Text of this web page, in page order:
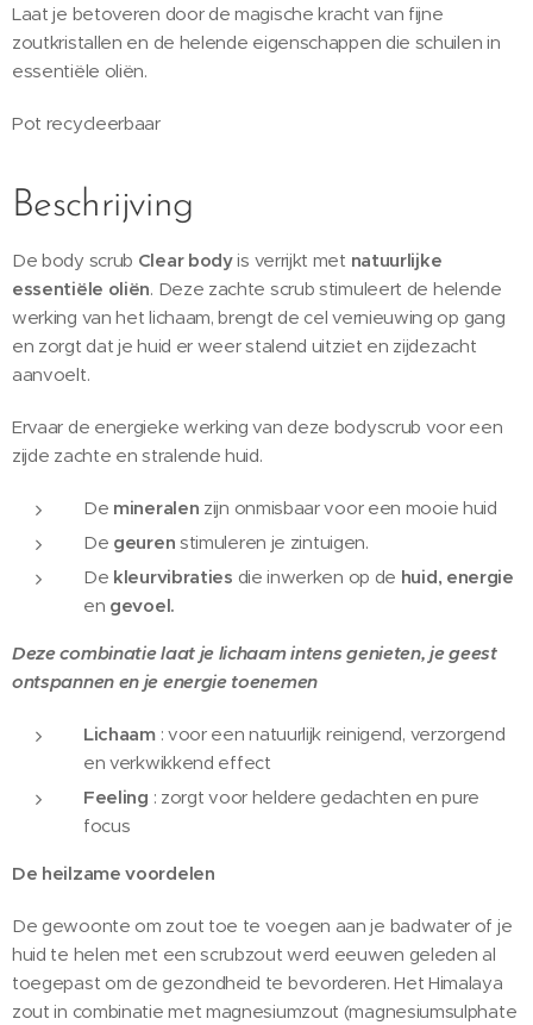
Laat je betoveren door de magische kracht van fijne
zoutkristallen en de helende eigenschappen die schuilen in
essentiële oliën.
Pot recycleerbaar
Beschrijving
De body scrub Clear bodyis verrijkt met natuurlijke
essentiële oliën. Deze zachte scrub stimuleert de helende
werking van het lichaam, brengt de cel vernieuwing op gang
en zorgt dat je huid er weer stalend uitziet en zijdezacht
aanvoelt.
Ervaar de energieke werking van deze bodyscrub voor een
zijde zachte en stralende huid.
De mineralen zijn onmisbaar voor een mooie huid
De geuren stimuleren je zintuigen.
De kleurvibraties die inwerken op de huid, energie
en gevoel.
Deze combinatie laat je lichaam intens genieten, je geest
ontspannen en je energie toenemen
Lichaam: voor een natuurlijk reinigend, verzorgend
en verkwikkend effect
Feeling : zorgt voor heldere gedachten en pure
focus
De heilzame voordelen
De gewoonte om zout toe te voegen aan je badwater of je
huid te helen met een scrubzout werd eeuwen geleden al
toegepast om de gezondheid te bevorderen. Het Himalaya
zout in combinatie met magnesiumzout (magnesiumsulphate